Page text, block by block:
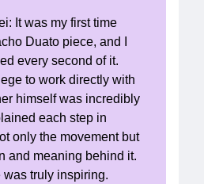
It was my first time
Duato piece, and I
every second of it.
to work directly with
himself was incredibly
each step in
only the movement but
and meaning behind it.
truly inspiring.